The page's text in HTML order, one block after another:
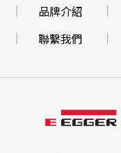
品牌介紹
聯繫我們